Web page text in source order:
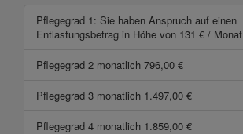
Pflegegrad 1: Sie haben Anspruch auf einen
Entlastungsbetrag in Höhe von 131 € / Monat
Pflegegrad 2 monatlich 796,00 €
Pflegegrad 3 monatlich 1.497,00 €
Pflegegrad 4 monatlich 1.859,00 €